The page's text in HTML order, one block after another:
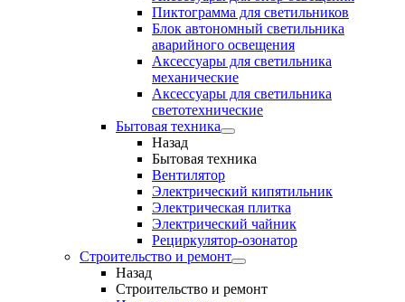
Пиктограмма для светильников
Блок автономный светильника
аварийного освещения
Аксессуары для светильника
механические
Аксессуары для светильника
светотехнические
Бытовая техника
Назад
Бытовая техника
Вентилятор
Электрический кипятильник
Электрическая плитка
Электрический чайник
Рециркулятор-озонатор
Строительство и ремонт
Назад
Строительство и ремонт